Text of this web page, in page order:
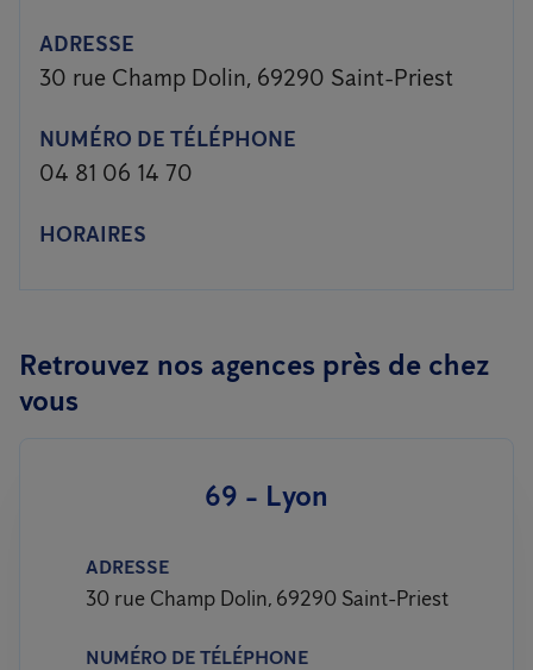
ADRESSE
30 rue Champ Dolin, 69290 Saint-Priest
NUMÉRO DE TÉLÉPHONE
04 81 06 14 70
HORAIRES
Retrouvez nos agences près de chez
vous
69 - Lyon
ADRESSE
30 rue Champ Dolin, 69290 Saint-Priest
NUMÉRO DE TÉLÉPHONE